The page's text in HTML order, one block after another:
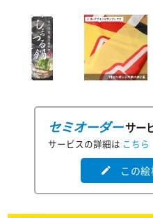
セミオーダーサー
サービスの詳細は こちら
edit この